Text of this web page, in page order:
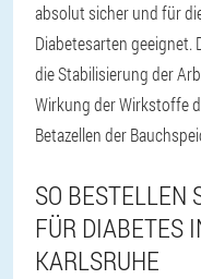
absolut sicher und für
Diabetesarten geeignet.
die Stabilisierung der
Wirkung der Wirkstoffe
Betazellen der
SO BESTELLEN
FÜR DIABETES
KARLSRUHE